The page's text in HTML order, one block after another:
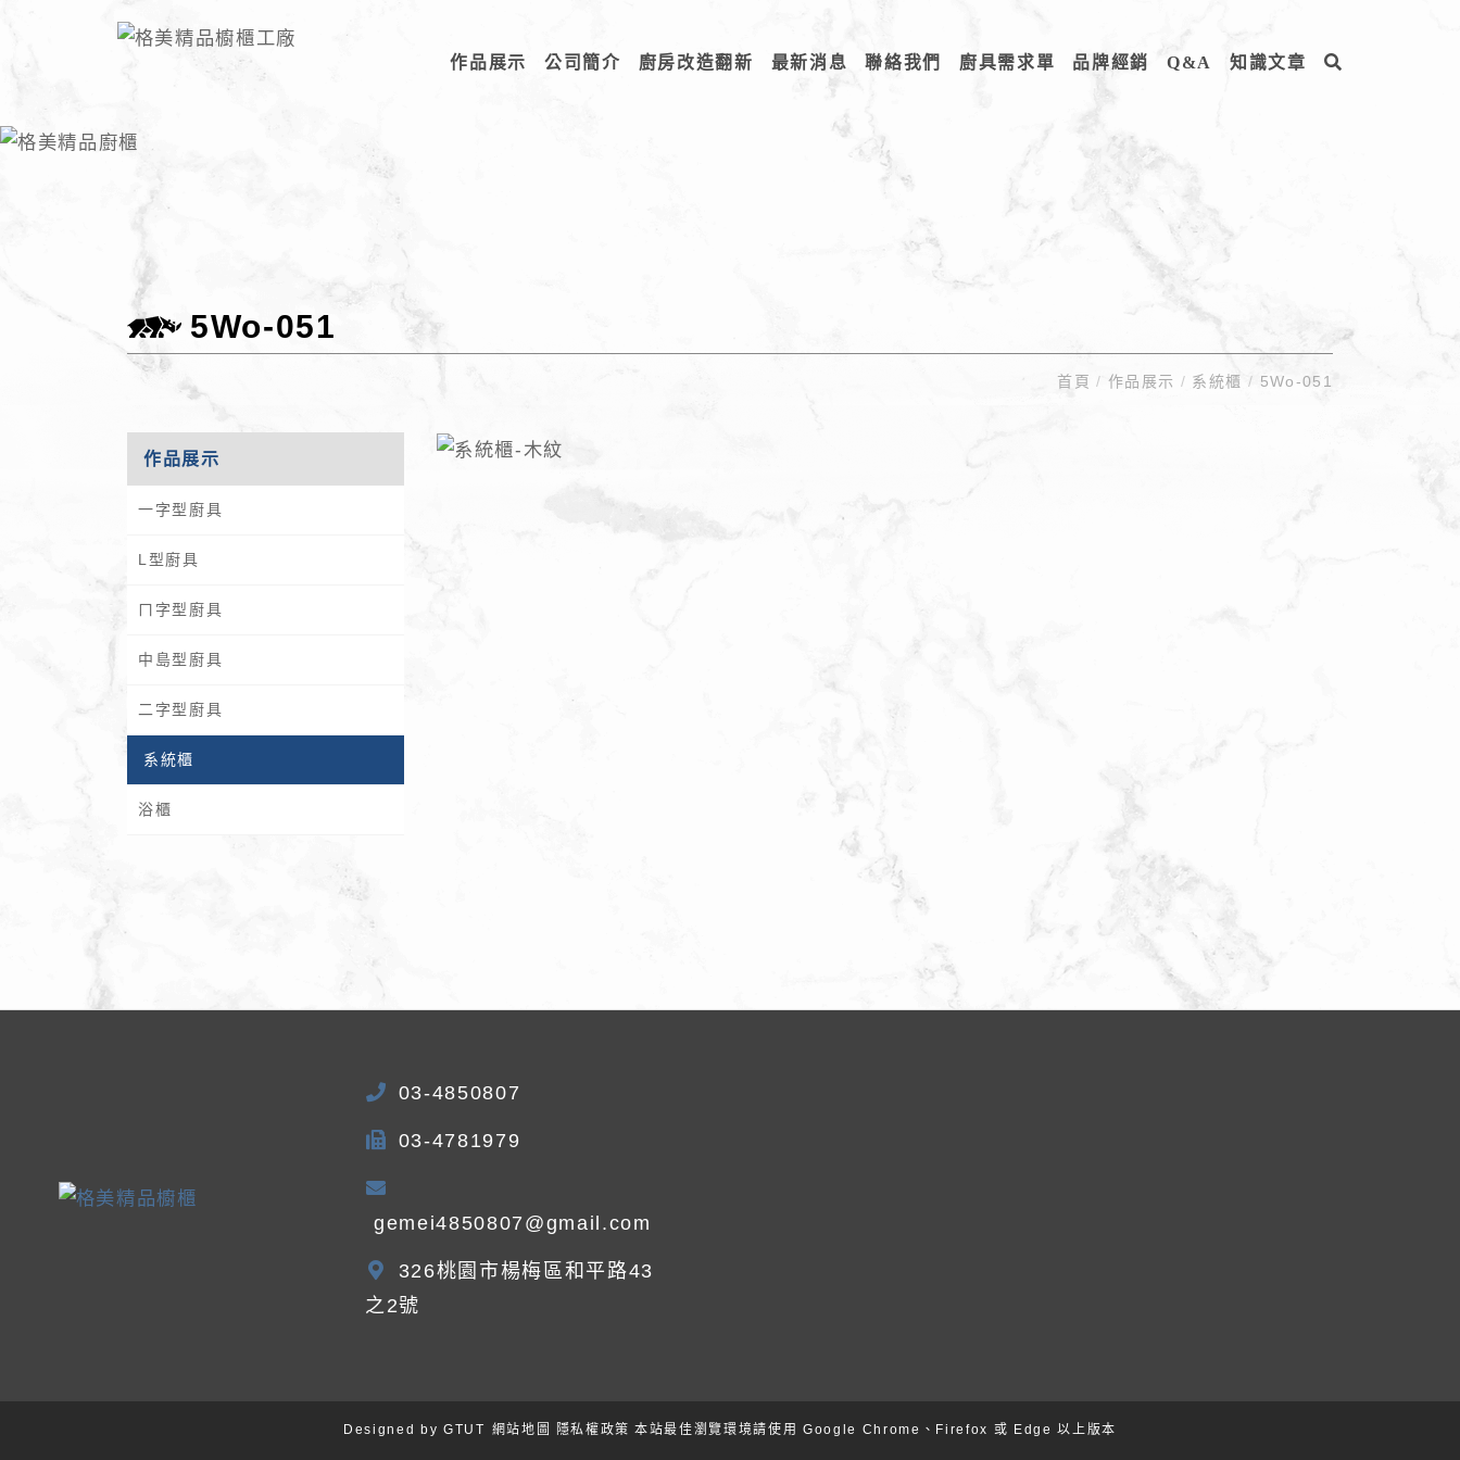
作品展示 公司簡介 廚房改造翻新 最新消息 聯絡我們 廚具需求單 品牌經銷 Q&A 知識文章
5Wo-051
首頁/ 作品展示 / 系統櫃 / 5Wo-051
作品展示
一字型廚具
L型廚具
ㄇ字型廚具
中島型廚具
二字型廚具
系統櫃
浴櫃
03-4850807
03-4781979
gemei4850807@gmail.com
326桃園市楊梅區和平路43
之2號
Designed by GTUT 網站地圖 隱私權政策 本站最佳瀏覽環境請使用 Google Chrome、Firefox 或 Edge 以上版本